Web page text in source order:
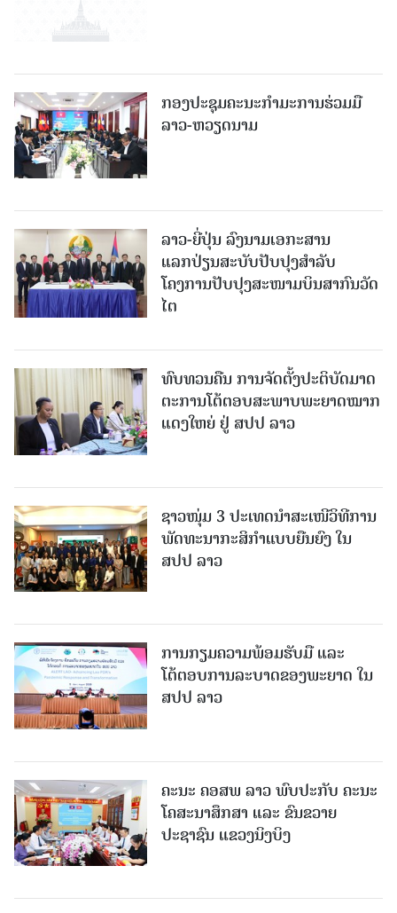
ກອງປະຊຸມຄະນະກຳມະການຮ່ວມມື
ລາວ-ຫວຽດນາມ
ລາວ-ຍີ່ປຸ່ນ ລົງນາມເອກະສານ
ແລກປ່ຽນສະບັບປັບປຸງສໍາລັບ
ໂຄງການປັບປຸງສະໜາມບິນສາກົນວັດ
ໄຕ
ທົບທວນຄືນ ການຈັດຕັ້ງປະຕິບັດມາດ
ຕະການໂຕ້ຕອບສະພາບພະຍາດໝາກ
ແດງໃຫຍ່ ຢູ່ ສປປ ລາວ
ຊາວໜຸ່ມ 3 ປະເທດນຳສະເໜີວິທີການ
ພັດທະນາກະສິກຳແບບຍືນຍົງ ໃນ
ສປປ ລາວ
ການກຽມຄວາມພ້ອມຮັບມື ແລະ
ໂຕ້ຕອບການລະບາດຂອງພະຍາດ ໃນ
ສປປ ລາວ
ຄະນະ ຄອສພ ລາວ ພົບປະກັບ ຄະນະ
ໂຄສະນາສຶກສາ ແລະ ຂົນຂວາຍ
ປະຊາຊົນ ແຂວງນິງບິງ